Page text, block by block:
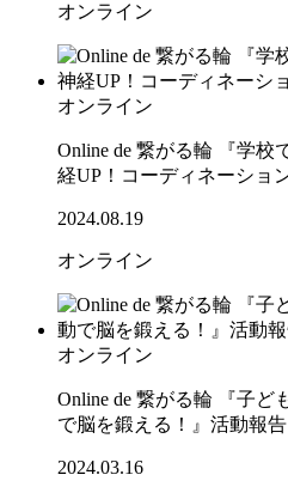
オンライン
オンライン
Online de 繋がる輪 『学校
経UP！コーディネーショ
2024.08.19
オンライン
オンライン
Online de 繋がる輪 『子ど
で脳を鍛える！』活動報告
2024.03.16